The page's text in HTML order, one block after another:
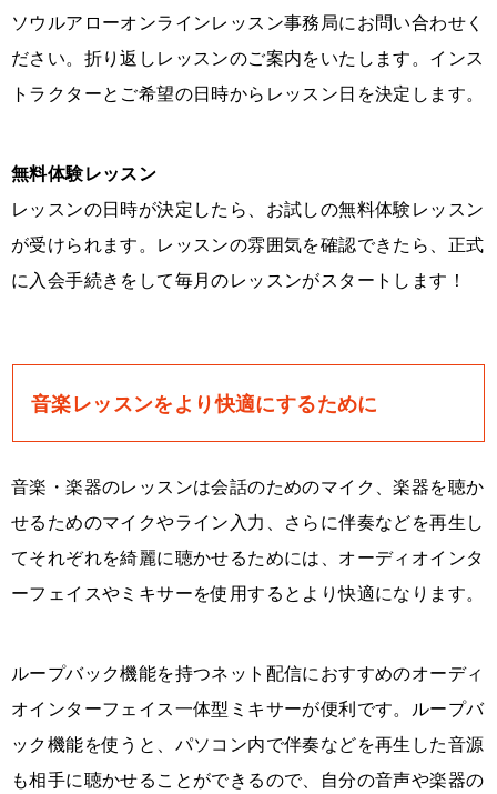
ソウルアローオンラインレッスン事務局にお問い合わせく
ださい。折り返しレッスンのご案内をいたします。インス
トラクターとご希望の日時からレッスン日を決定します。
無料体験レッスン
レッスンの日時が決定したら、お試しの無料体験レッスン
が受けられます。レッスンの雰囲気を確認できたら、正式
に入会手続きをして毎月のレッスンがスタートします！
音楽レッスンをより快適にするために
音楽・楽器のレッスンは会話のためのマイク、楽器を聴か
せるためのマイクやライン入力、さらに伴奏などを再生し
てそれぞれを綺麗に聴かせるためには、オーディオインタ
ーフェイスやミキサーを使用するとより快適になります。
ループバック機能を持つネット配信におすすめのオーディ
オインターフェイス一体型ミキサーが便利です。ループバ
ック機能を使うと、パソコン内で伴奏などを再生した音源
も相手に聴かせることができるので、自分の音声や楽器の